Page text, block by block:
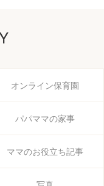
オンライン保育園
パパママの家事
ママのお役立ち記事